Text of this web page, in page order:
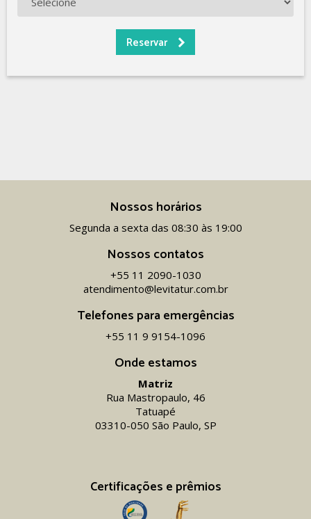
Onde estamos
Matriz
Rua Mastropaulo, 46
Tatuapé
03310-050 São Paulo, SP
Certificações e prêmios
Nossos horários
Segunda a sexta das 08:30 às 19:00
Nossos contatos
+55 11 2090-1030
atendimento@levitatur.com.br
Telefones para emergências
+55 11 9 9154-1096‬